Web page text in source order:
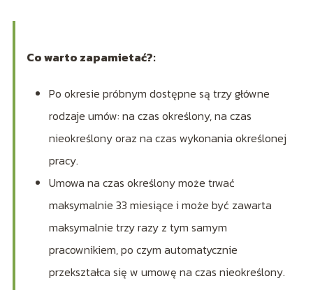
Co warto zapamietać?:
Po okresie próbnym dostępne są trzy główne
rodzaje umów: na czas określony, na czas
nieokreślony oraz na czas wykonania określonej
pracy.
Umowa na czas określony może trwać
maksymalnie 33 miesiące i może być zawarta
maksymalnie trzy razy z tym samym
pracownikiem, po czym automatycznie
przekształca się w umowę na czas nieokreślony.